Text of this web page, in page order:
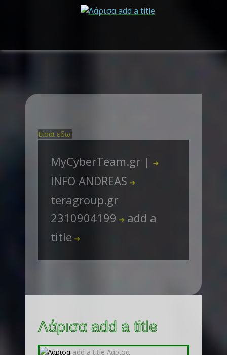
Είσαι εδω:
MyCyberTeam.gr | ➜
INFO ANDREAS ➜
teragroup.gr
2310904199 ➜ add a
title ➜
Λάρισα add a title